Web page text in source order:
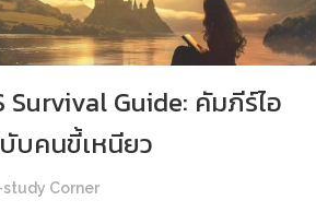
Survival Guide: คัมภีร์ไอ
บคนขี้เหนียว
Corner